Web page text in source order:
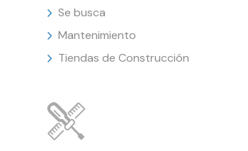
Se busca
Mantenimiento
Tiendas de Construcción